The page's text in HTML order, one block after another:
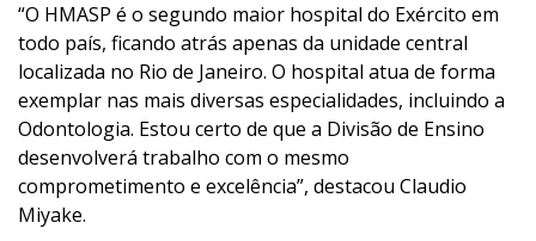
“O HMASP é o segundo maior hospital do Exército em
todo país, ficando atrás apenas da unidade central
localizada no Rio de Janeiro. O hospital atua de forma
exemplar nas mais diversas especialidades, incluindo a
Odontologia. Estou certo de que a Divisão de Ensino
desenvolverá trabalho com o mesmo
comprometimento e excelência”, destacou Claudio
Miyake.